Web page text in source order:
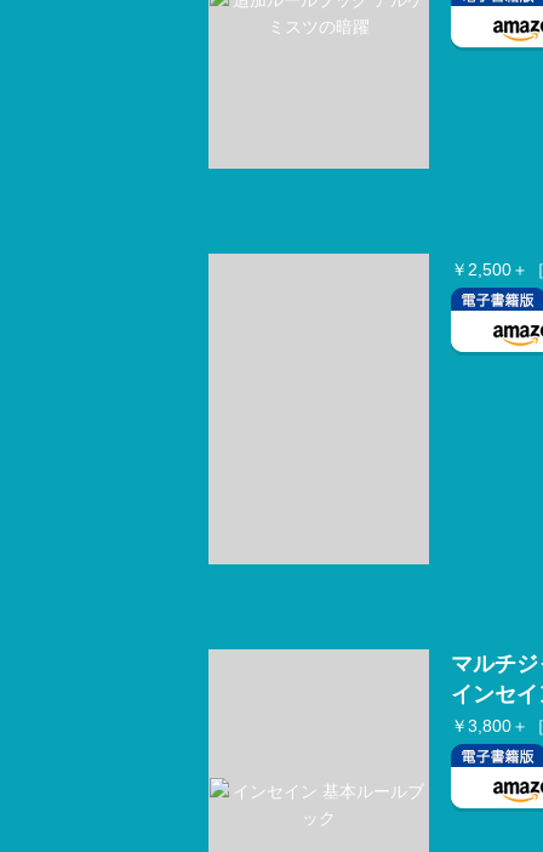
￥2,500＋
マルチ
インセ
￥3,800＋